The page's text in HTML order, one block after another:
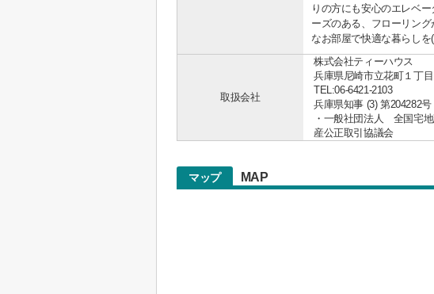
りの方にも安心のエレベ
ーズのある、フローリン
なお部屋で快適な暮らしを
取扱会社
株式会社ティーハウス
兵庫県尼崎市立花町１丁
TEL:06-6421-2103
兵庫県知事 (3) 第204282号
・一般社団法人 全国宅
産公正取引協議会
マップ MAP